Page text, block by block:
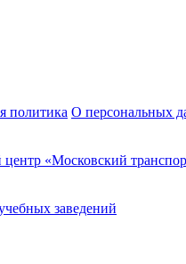
политика О персональных
«Московский
заведений